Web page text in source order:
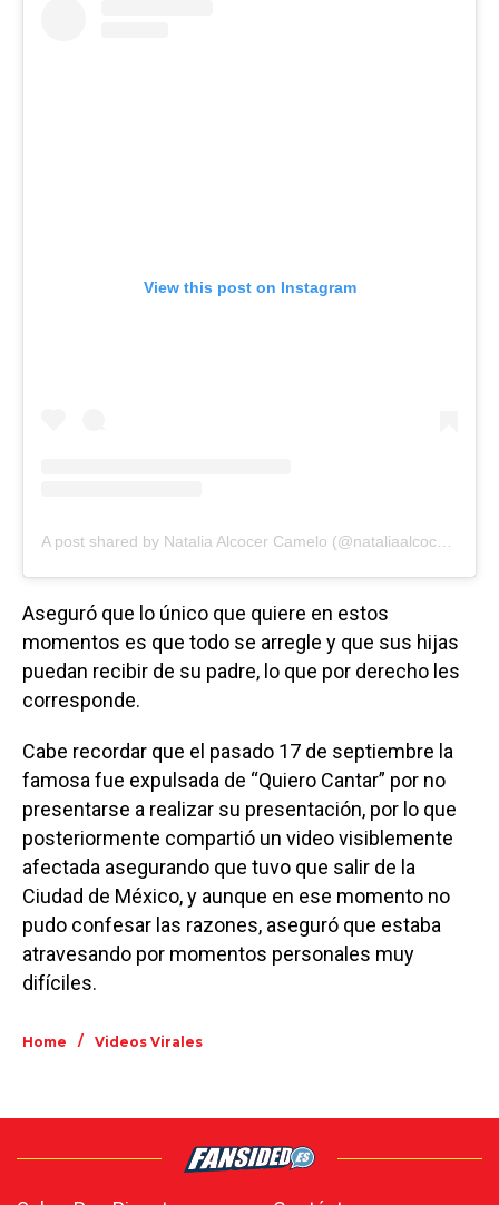
View this post on Instagram
Aseguró que lo único que quiere en estos
momentos es que todo se arregle y que sus hijas
puedan recibir de su padre, lo que por derecho les
corresponde.
Cabe recordar que el pasado 17 de septiembre la
famosa fue expulsada de “Quiero Cantar” por no
presentarse a realizar su presentación, por lo que
posteriormente compartió un video visiblemente
afectada asegurando que tuvo que salir de la
Ciudad de México, y aunque en ese momento no
pudo confesar las razones, aseguró que estaba
atravesando por momentos personales muy
difíciles.
Home / Videos Virales